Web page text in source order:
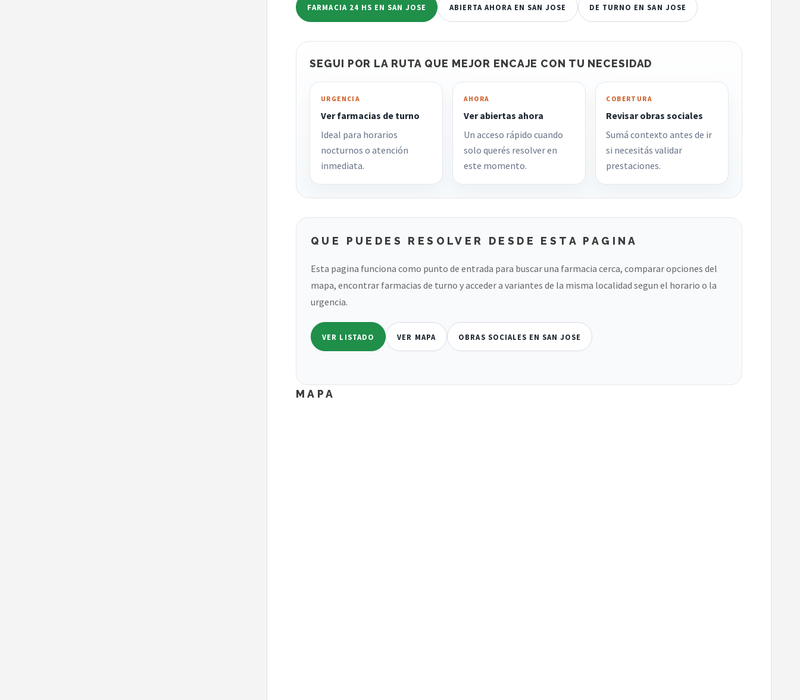
FARMACIA 24 HS EN SAN JOSE ABIERTA AHORA EN SAN JOSE DE TURNO EN SAN JOSE
SEGUI POR LA RUTA QUE MEJOR ENCAJE CON TU NECESIDAD
URGENCIA
Ver farmacias de turno
Ideal para horarios
nocturnos o atención
inmediata.
AHORA
Ver abiertas ahora
Un acceso rápido cuando
solo querés resolver en
este momento.
COBERTURA
Revisar obras sociales
Sumá contexto antes de ir
si necesitás validar
prestaciones.
QUE PUEDES RESOLVER DESDE ESTA PAGINA
Esta pagina funciona como punto de entrada para buscar una farmacia cerca, comparar opciones del
mapa, encontrar farmacias de turno y acceder a variantes de la misma localidad segun el horario o la
urgencia.
VER LISTADO VER MAPA OBRAS SOCIALES EN SAN JOSE
MAPA